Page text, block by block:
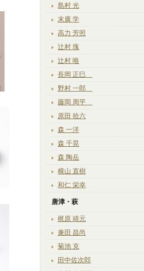
島村 光
末廣 学
高力 芳照
辻村 塊
辻村 唯
長岡 正巳
野村 一郎
藤岡 周平
原田 拾六
森 一洋
森 千晃
森 陶岳
横山 直樹
和仁 栄幸
唐津・萩
梶原 靖元
兼田 昌尚
菊池 克
田中佐次郎